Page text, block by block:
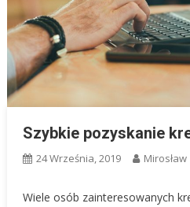
Szybkie pozyskanie
24 Września, 2019 Mirosław
Wiele osób zainteresowanych